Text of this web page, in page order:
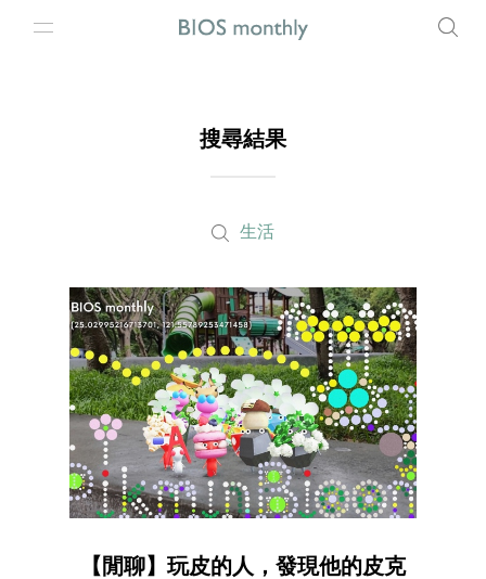
搜尋結果
生活
【閒聊】玩皮的人，發現他的皮克